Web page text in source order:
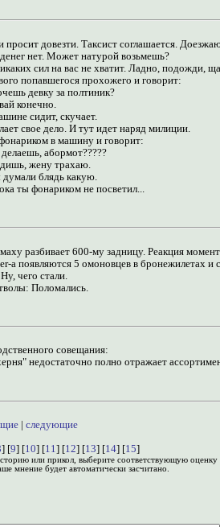
просит довезти. Таксист соглашается.
нет. Может натурой возьмешь?
сил на вас не хватит. Ладно, подожди,
попавшегося прохожего и говорит:
девку за полтиник?
конечно.
сидит, скучает.
свое дело. И тут идет наряд милиции.
в машину и говорит:
абормот?????
жену трахаю.
блядь какую.
ты фонариком не посветил...
разбивает 600-му задницу. Реакция
а появляются 5 омоновцев в бронежилетах и
чего стали.
Поломались.
совещания:
недостаточно полно отражает
| следующие
] [9] [10] [11] [12] [13] [14] [15]
или прикол, выберите соответствующую оценку
мнение будет автоматически засчитано.